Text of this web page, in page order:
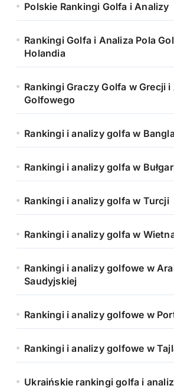
Polskie Rankingi Golfa i Analizy
Rankingi Golfa i Analiza Pola
Holandia
Rankingi Graczy Golfa w Grecji
Golfowego
Rankingi i analizy golfa w
Rankingi i analizy golfa w
Rankingi i analizy golfa w Turcji
Rankingi i analizy golfa w
Rankingi i analizy golfowe w
Saudyjskiej
Rankingi i analizy golfowe w
Rankingi i analizy golfowe w
Ukraińskie rankingi golfa i